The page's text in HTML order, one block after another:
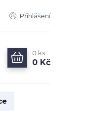
Přihlášení
0 ks
0 Kč